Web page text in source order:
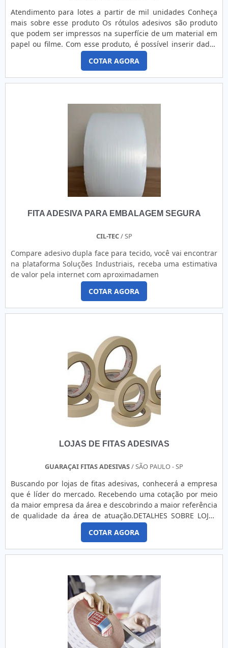
Atendimento para lotes a partir de mil unidades Conheça
mais sobre esse produto Os rótulos adesivos são produto
que podem ser impressos na superfície de um material em
papel ou filme. Com esse produto, é possível inserir dados
de um produto dos mais diversos segmentos, de forma
totalmente personalizada, a fim de atender a necessidade
de cada cliente. Eles costumam ser confeccionados nas
máquinas flebográficas. Isso acaba agregando maior valo....
COTAR AGORA
FITA ADESIVA PARA EMBALAGEM SEGURA
CIL-TEC/ SP
Compare adesivo dupla face para tecido, você vai encontrar
na plataforma Soluções Industriais, receba uma estimativa
de valor pela internet com aproximadamen
COTAR AGORA
LOJAS DE FITAS ADESIVAS
GUARAÇAI FITAS ADESIVAS/ SÃO PAULO - SP
Buscando por lojas de fitas adesivas, conhecerá a empresa
que é líder do mercado. Recebendo uma cotação por meio
da maior empresa da área e descobrindo a maior referência
de qualidade da área de atuação.DETALHES SOBRE LOJAS
DE FITAS ADESIVASQuem está à procura de lojas de fitas
adesivas em uma empresa que preza pela segurança, vai
até o site da Guaraçai Fitas Adesivas. A empresa trabalha
com fita gomada e fitas para embalagens, garantindo a
qualidade.Sem trocar o foco sobre lojas de fitas adesivas, na
essência da empresa, a mesma deve prezar pelos produtos
e serviços com ótima qualidade e proteção, pontos
importantes que ficam de fora no planejamento de
empresas que visam apenas o lucro, deixando a desejar nos
outros fatores.É importante lembrar que o produto deve
sempre ser adquirido com empresas especializadas no
COTAR AGORA